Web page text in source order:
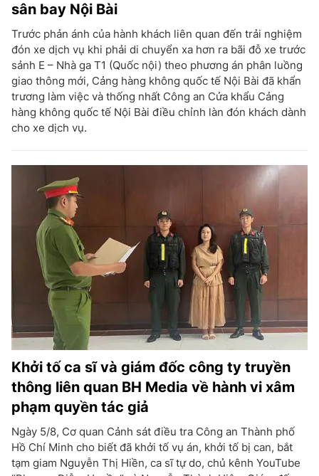
sân bay Nội Bài
Trước phản ánh của hành khách liên quan đến trải nghiệm
đón xe dịch vụ khi phải di chuyển xa hơn ra bãi đỗ xe trước
sảnh E – Nhà ga T1 (Quốc nội) theo phương án phân luồng
giao thông mới, Cảng hàng không quốc tế Nội Bài đã khẩn
trương làm việc và thống nhất Công an Cửa khẩu Cảng
hàng không quốc tế Nội Bài điều chỉnh làn đón khách dành
cho xe dịch vụ.
Khởi tố ca sĩ và giám đốc công ty truyền
thông liên quan BH Media về hành vi xâm
phạm quyền tác giả
Ngày 5/8, Cơ quan Cảnh sát điều tra Công an Thành phố
Hồ Chí Minh cho biết đã khởi tố vụ án, khởi tố bị can, bắt
tạm giam Nguyễn Thị Hiền, ca sĩ tự do, chủ kênh YouTube